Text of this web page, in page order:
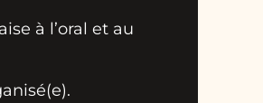
à l’oral et au